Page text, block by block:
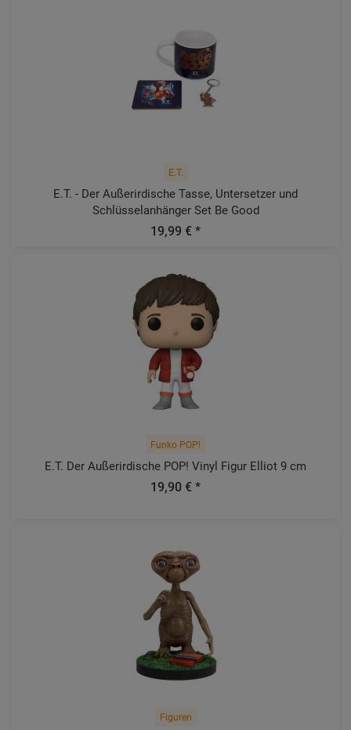
E.T.
E.T. - Der Außerirdische Tasse, Untersetzer und
Schlüsselanhänger Set Be Good
19,99 € *
Funko POP!
E.T. Der Außerirdische POP! Vinyl Figur Elliot 9 cm
19,90 € *
Figuren